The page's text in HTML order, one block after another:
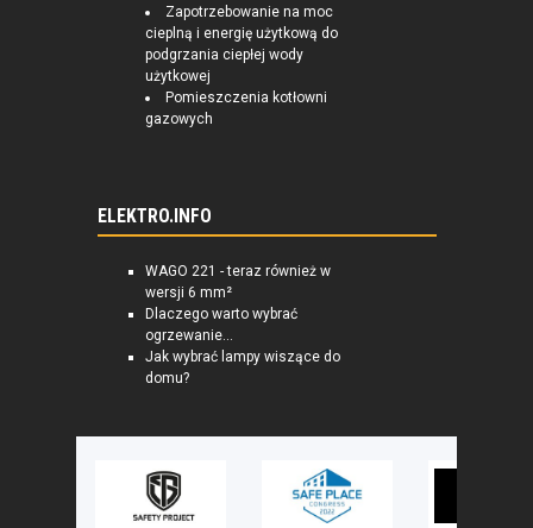
Zapotrzebowanie na moc
cieplną i energię użytkową do
podgrzania ciepłej wody
użytkowej
Pomieszczenia kotłowni
gazowych
ELEKTRO.INFO
WAGO 221 - teraz również w
wersji 6 mm²
Dlaczego warto wybrać
ogrzewanie...
Jak wybrać lampy wiszące do
domu?